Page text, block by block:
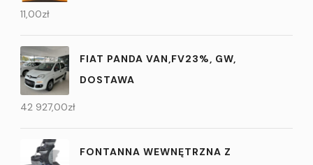
11,00zł
FIAT PANDA VAN,FV23%, GW,
DOSTAWA
42 927,00zł
FONTANNA WEWNĘTRZNA Z